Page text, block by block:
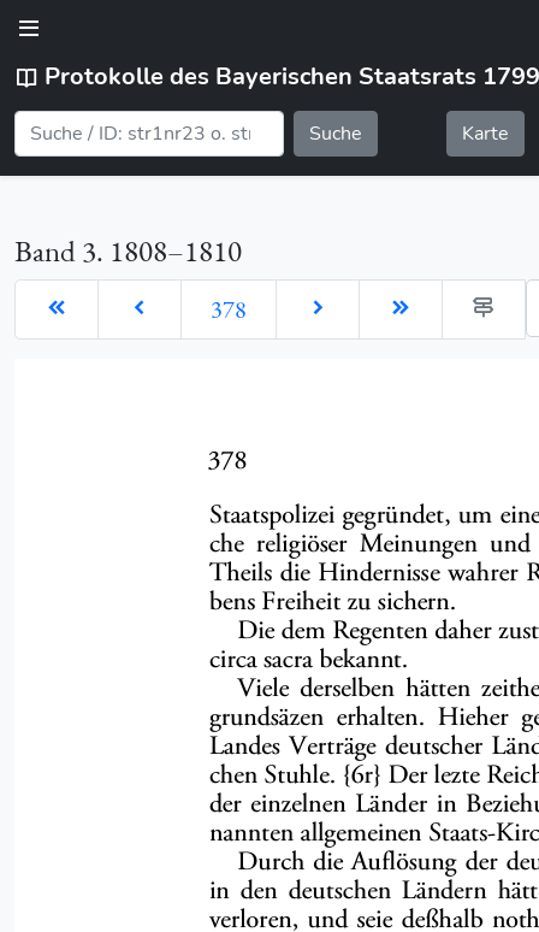
Protokolle des Bayerischen Staatsrats
Suche Karte
Band 3. 1808–1810
378